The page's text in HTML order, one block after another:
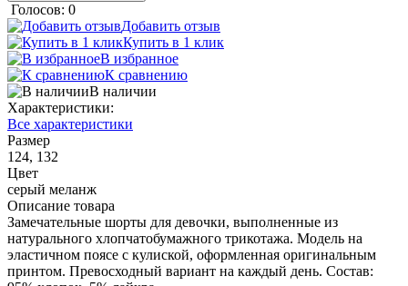
Голосов: 0
Добавить отзыв
Купить в 1 клик
В избранное
К сравнению
В наличии
Характеристики:
Все характеристики
Размер
124, 132
Цвет
серый меланж
Описание товара
Замечательные шорты для девочки, выполненные из
натурального хлопчатобумажного трикотажа. Модель на
эластичном поясе с кулиской, оформленная оригинальным
принтом. Превосходный вариант на каждый день. Состав: